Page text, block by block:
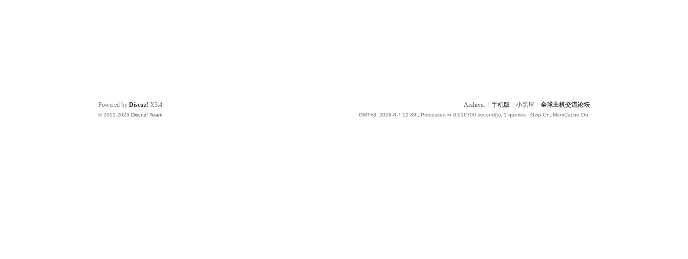
Archiver 手机版 小黑屋 全球主机交流论坛
GMT+8, 2026-8-7 12:39 , Processed in 0.016700 second(s), 1 queries , Gzip On, MemCache On.
Powered by Discuz! X3.4
© 2001-2023 Discuz! Team